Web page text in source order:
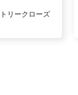
リークローズ